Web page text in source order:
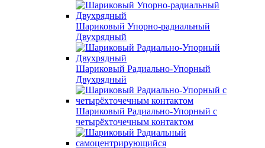
Шариковый Упорно-радиальный
Двухрядный
Шариковый Радиально-Упорный
Двухрядный
Шариковый Радиально-Упорный с
четырёхточечным контактом